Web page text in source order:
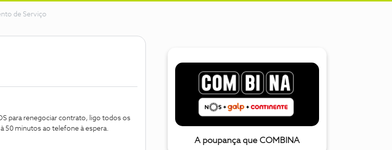
de Serviço
para renegociar contrato, ligo todos os
50 minutos ao telefone à espera.
A poupança que COMBINA